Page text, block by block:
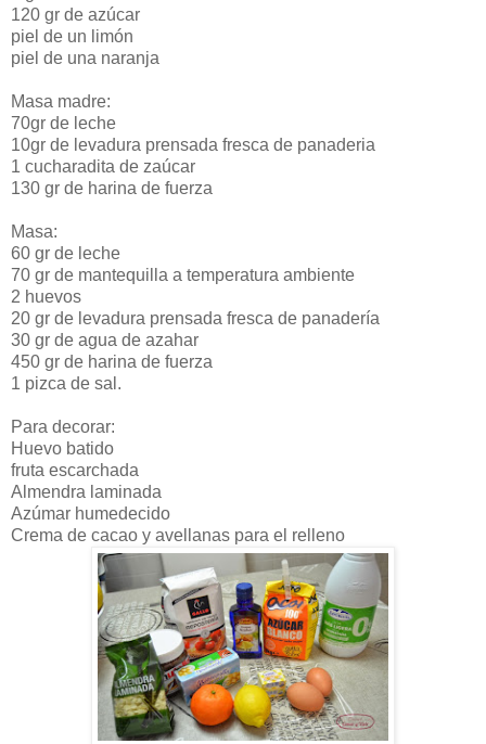
120 gr de azúcar
piel de un limón
piel de una naranja
Masa madre:
70gr de leche
10gr de levadura prensada fresca de panaderia
1 cucharadita de zaúcar
130 gr de harina de fuerza
Masa:
60 gr de leche
70 gr de mantequilla a temperatura ambiente
2 huevos
20 gr de levadura prensada fresca de panadería
30 gr de agua de azahar
450 gr de harina de fuerza
1 pizca de sal.
Para decorar:
Huevo batido
fruta escarchada
Almendra laminada
Azúmar humedecido
Crema de cacao y avellanas para el relleno